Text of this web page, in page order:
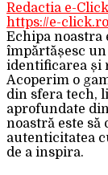
Redactia e-
https://e-click.ro
Echipa noastra
împărtășesc
identificarea și
Acoperim o
din sfera tech,
aprofundate
noastră este
autenticitatea
de a inspira.